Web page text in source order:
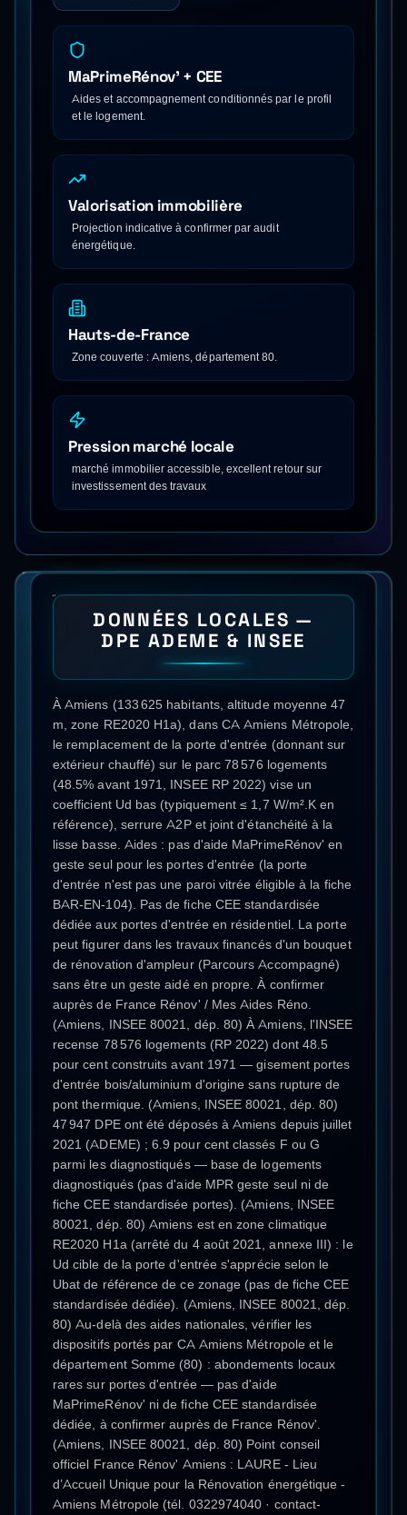
MaPrimeRénov' + CEE
Aides et accompagnement conditionnés par le profil
et le logement.
Valorisation immobilière
Projection indicative à confirmer par audit
énergétique.
Hauts-de-France
Zone couverte : Amiens, département 80.
Pression marché locale
marché immobilier accessible, excellent retour sur
investissement des travaux
DONNÉES LOCALES —
DPE ADEME & INSEE
À Amiens (133 625 habitants, altitude moyenne 47
m, zone RE2020 H1a), dans CA Amiens Métropole,
le remplacement de la porte d'entrée (donnant sur
extérieur chauffé) sur le parc 78 576 logements
(48.5% avant 1971, INSEE RP 2022) vise un
coefficient Ud bas (typiquement ≤ 1,7 W/m².K en
référence), serrure A2P et joint d'étanchéité à la
lisse basse. Aides : pas d'aide MaPrimeRénov' en
geste seul pour les portes d'entrée (la porte
d'entrée n'est pas une paroi vitrée éligible à la fiche
BAR-EN-104). Pas de fiche CEE standardisée
dédiée aux portes d'entrée en résidentiel. La porte
peut figurer dans les travaux financés d'un bouquet
de rénovation d'ampleur (Parcours Accompagné)
sans être un geste aidé en propre. À confirmer
auprès de France Rénov' / Mes Aides Réno.
(Amiens, INSEE 80021, dép. 80) À Amiens, l'INSEE
recense 78 576 logements (RP 2022) dont 48.5
pour cent construits avant 1971 — gisement portes
d'entrée bois/aluminium d'origine sans rupture de
pont thermique. (Amiens, INSEE 80021, dép. 80)
47 947 DPE ont été déposés à Amiens depuis juillet
2021 (ADEME) ; 6.9 pour cent classés F ou G
parmi les diagnostiqués — base de logements
diagnostiqués (pas d'aide MPR geste seul ni de
fiche CEE standardisée portes). (Amiens, INSEE
80021, dép. 80) Amiens est en zone climatique
RE2020 H1a (arrêté du 4 août 2021, annexe III) : le
Ud cible de la porte d'entrée s'apprécie selon le
Ubat de référence de ce zonage (pas de fiche CEE
standardisée dédiée). (Amiens, INSEE 80021, dép.
80) Au-delà des aides nationales, vérifier les
dispositifs portés par CA Amiens Métropole et le
département Somme (80) : abondements locaux
rares sur portes d'entrée — pas d'aide
MaPrimeRénov' ni de fiche CEE standardisée
dédiée, à confirmer auprès de France Rénov'.
(Amiens, INSEE 80021, dép. 80) Point conseil
officiel France Rénov' Amiens : LAURE - Lieu
d’Accueil Unique pour la Rénovation énergétique -
Amiens Métropole (tél. 0322974040 · contact-